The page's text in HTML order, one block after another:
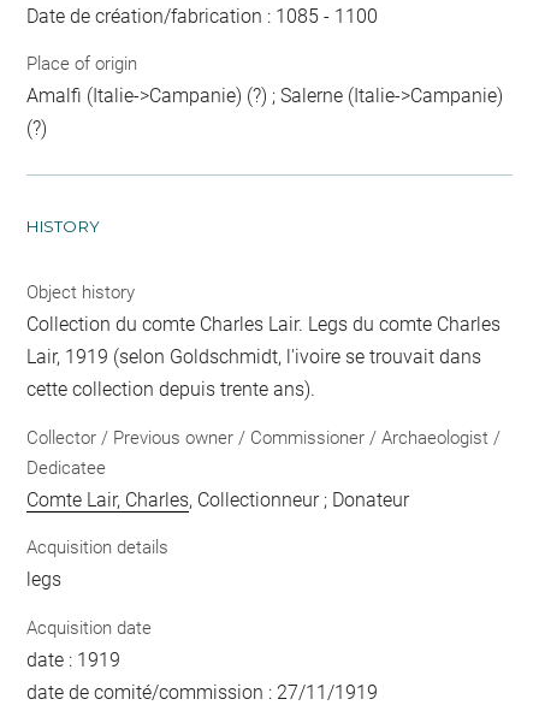
Date de création/fabrication : 1085 - 1100
Place of origin
Amalfi (Italie->Campanie) (?) ; Salerne (Italie->Campanie)
(?)
HISTORY
Object history
Collection du comte Charles Lair. Legs du comte Charles
Lair, 1919 (selon Goldschmidt, l'ivoire se trouvait dans
cette collection depuis trente ans).
Collector / Previous owner / Commissioner / Archaeologist /
Dedicatee
Comte Lair, Charles, Collectionneur ; Donateur
Acquisition details
legs
Acquisition date
date : 1919
date de comité/commission : 27/11/1919